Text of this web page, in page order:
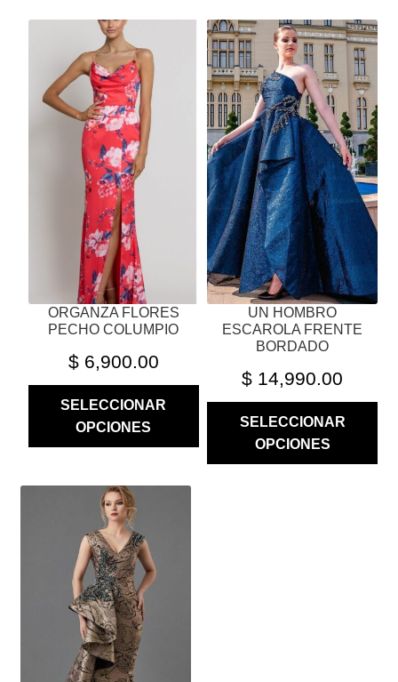
ORGANZA FLORES
PECHO COLUMPIO
$6,900.00
SELECCIONAR
OPCIONES
PRODUCTO
TIENE
MÚLTIPLES
VARIANTES.
OPCIONES
PUEDEN
PÁGINA
UN HOMBRO
ESCAROLA FRENTE
BORDADO
$ 14,990.00
SELECCIONAR
OPCIONES
ESTE
PRODUCTO
TIENE
MÚLTIPLES
VARIANTES.
LAS
OPCIONES
SE
PUEDEN
ELEGIR
EN
LA
PÁGINA
PRODUCTO
PRODUCTO
MÚLTIPLES
VARIANTES.
OPCIONES
PUEDEN